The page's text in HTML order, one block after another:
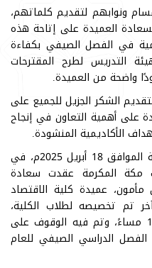
ونوابهم لتقديم كلماتهم،
العميدة على إتاحة هذه
في الفصل الصيفي بكفاءة
التدريس لطرح المقترحات
واضحة من العميدة.
الشكر الجزيل للجميع على
على أهمية التعاون في إنجاح
الأكاديمية المنشودة.
وفي وقت لاحق؛ تحديدًا يوم الجمعة الموافق 18 أبريل 2025م، في
بتوقيت مكة المكرمة عقدت سعادة
مأمون، عميدة كلية الاقتصاد
آخر تم تخصيصه لطلاب الكلية،
واستمر الاجتماع حتى الساعة 10:30 مساءً، وتم فيه الوقوف على
الدراسي الصيفي للعام